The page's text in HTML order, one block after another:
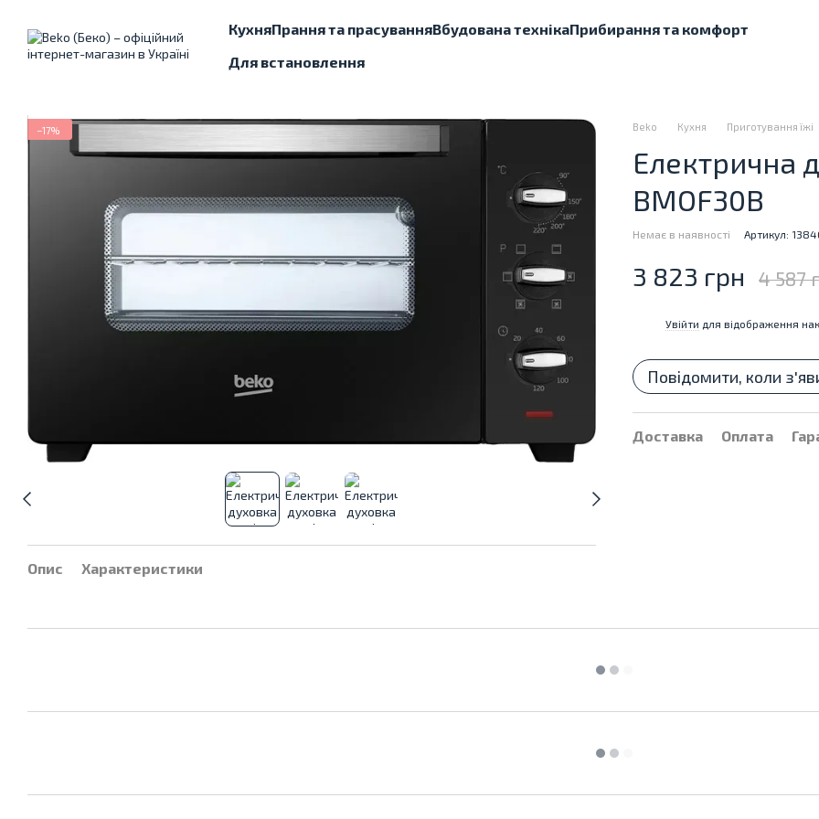
КухняПрання та прасуванняВбудована технікаПрибирання та комфорт
Для встановлення
−17%
Опис Характеристики
Beko Кухня Приготування їжі
Електрична
BMOF30B
Немає в наявності Артикул:
3 823 грн 4 587
Увійти для відображення
Повідомити, коли
Доставка Оплата